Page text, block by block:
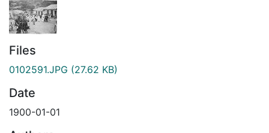
Files
0102591.JPG (27.62 KB)
Date
1900-01-01